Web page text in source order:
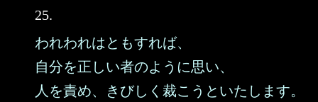
25.
われわれはともすれば、
自分を正しい者のように思い、
人を責め、きびしく裁こうといたします。